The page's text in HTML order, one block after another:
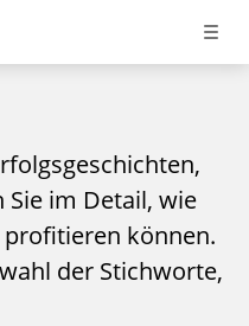
im Detail, wie
können.
der Stichworte,